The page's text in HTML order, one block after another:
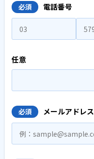
必須 電話番号
任意
必須 メールアドレス